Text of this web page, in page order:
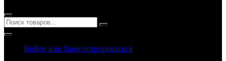
Войти или Зарегистрироваться